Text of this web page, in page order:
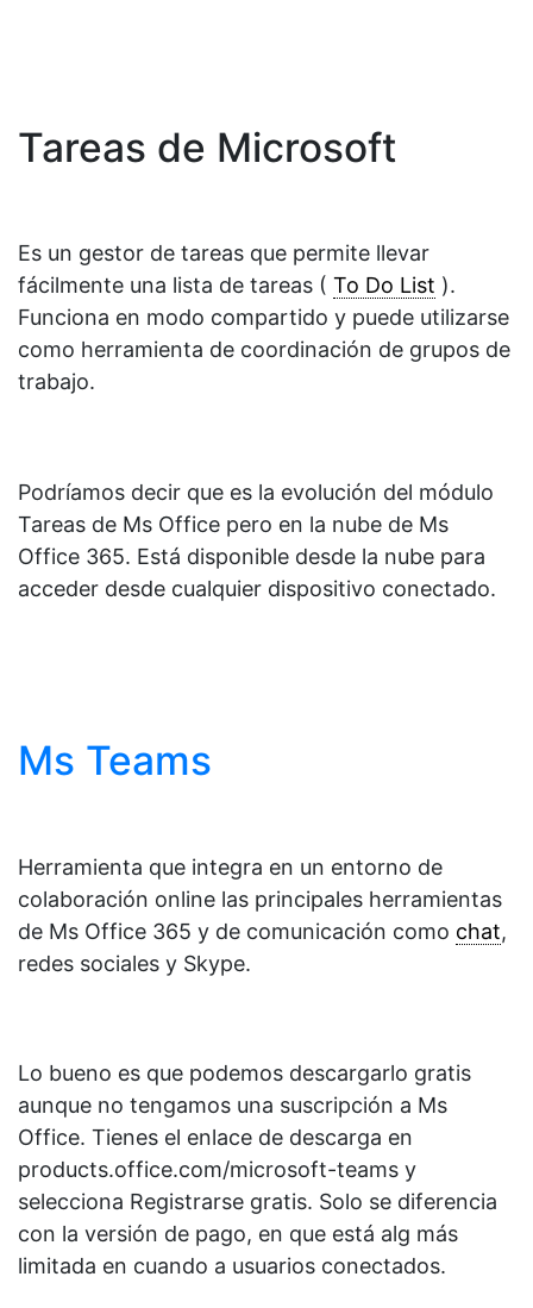
Tareas de Microsoft
Es un gestor de tareas que permite llevar
fácilmente una lista de tareas ( To Do List ).
Funciona en modo compartido y puede utilizarse
como herramienta de coordinación de grupos de
trabajo.
Podríamos decir que es la evolución del módulo
Tareas de Ms Office pero en la nube de Ms
Office 365. Está disponible desde la nube para
acceder desde cualquier dispositivo conectado.
Ms Teams
Herramienta que integra en un entorno de
colaboración online las principales herramientas
de Ms Office 365 y de comunicación como chat,
redes sociales y Skype.
Lo bueno es que podemos descargarlo gratis
aunque no tengamos una suscripción a Ms
Office. Tienes el enlace de descarga en
products.office.com/microsoft-teams y
selecciona Registrarse gratis. Solo se diferencia
con la versión de pago, en que está alg más
limitada en cuando a usuarios conectados.